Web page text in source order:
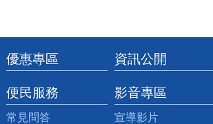
優惠專區 資訊公開
便民服務
常見問答
影音專區
宣導影片